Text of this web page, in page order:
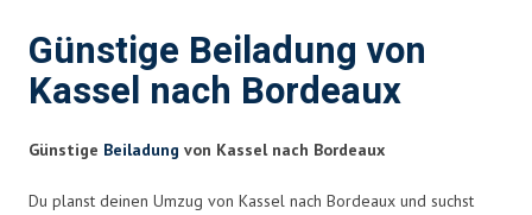
Günstige Beiladung von
Kassel nach Bordeaux
Günstige Beiladung von Kassel nach Bordeaux
Du planst deinen Umzug von Kassel nach Bordeaux und suchst